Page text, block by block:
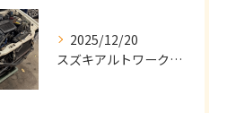
2025/12/20
スズキアルトワークスの車検と整備